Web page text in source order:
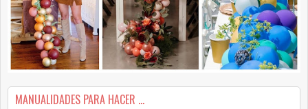
MANUALIDADES PARA HACER ...